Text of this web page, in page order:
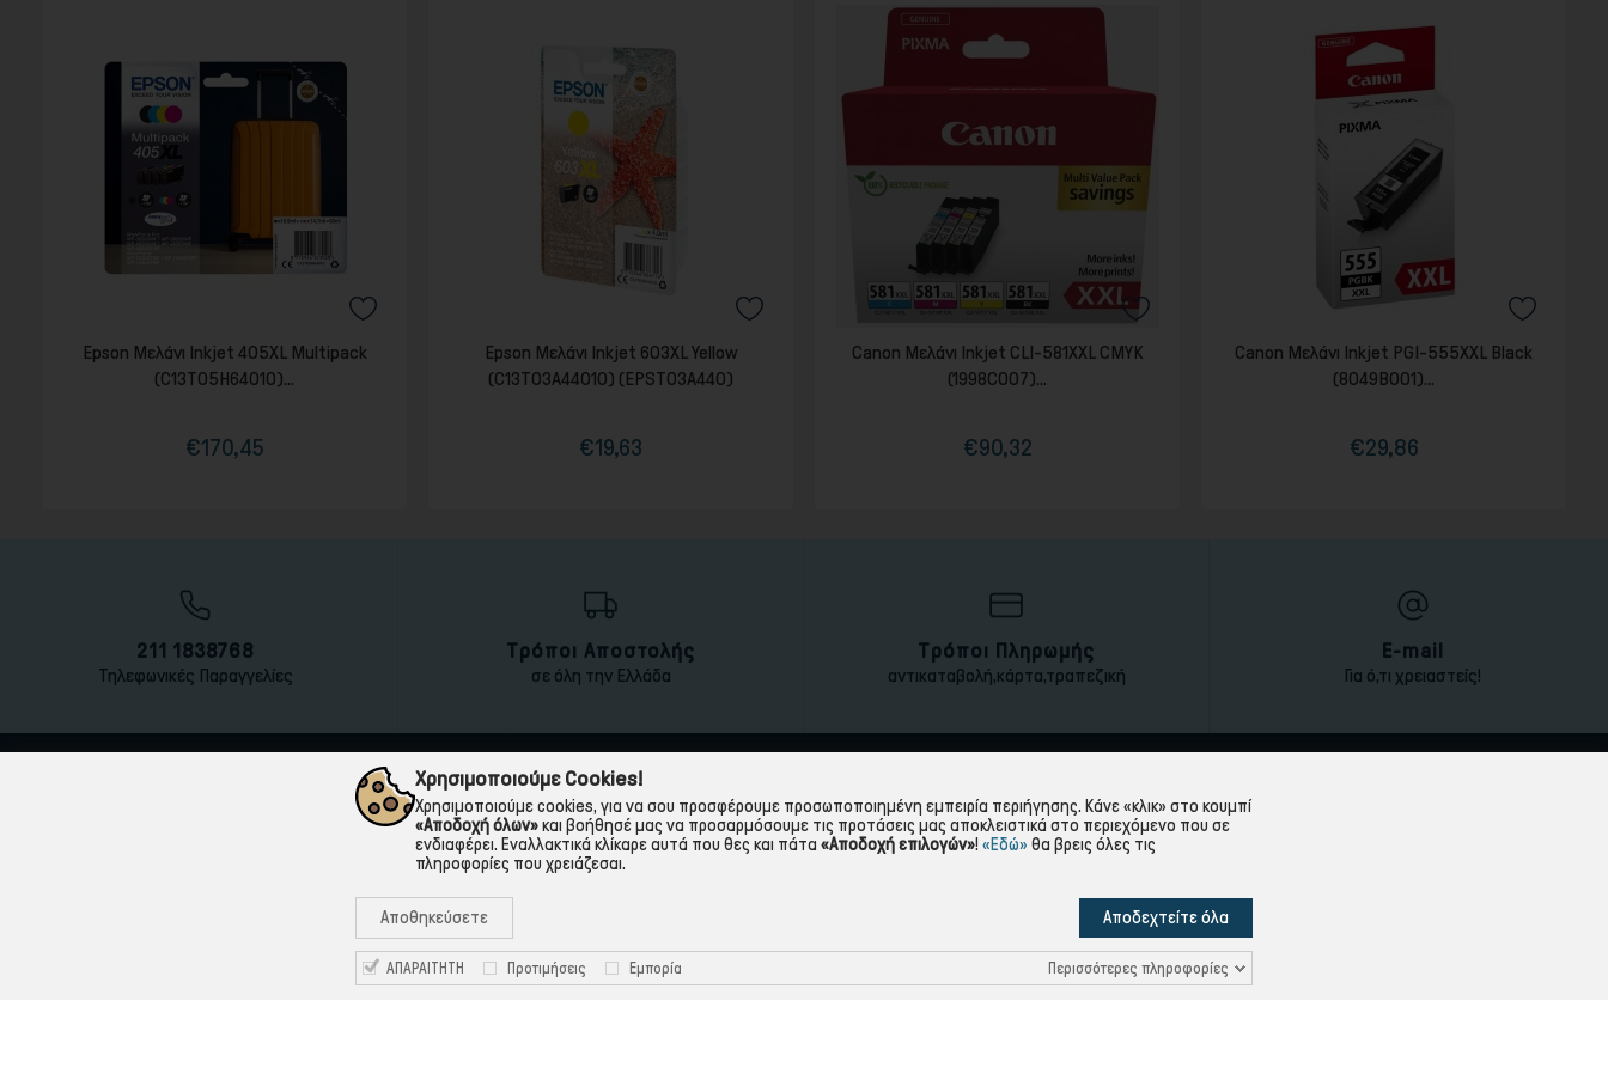
Epson Μελάνι Inkjet 405XL Multipack
(C13T05H64010)...
Τιμή
€170,45
Κανονική
Epson Μελάνι Inkjet 603XL Yellow
(C13T03A44010) (EPST03A440)
Τιμή
€19,63
Κανονική
Canon Μελάνι Inkjet CLI-581XXL CMYK
(1998C007)...
Τιμή
€90,32
Κανονική
Canon Μελάνι Inkjet PGI-555XXL Black
(8049B001)...
Τιμή
€29,86
Κανονική
211 1838768
Τηλεφωνικές Παραγγελίες
Τρόποι Αποστολής
σε όλη την Ελλάδα
Τρόποι Πληρωμής
αντικαταβολή,κάρτα,τραπεζική
E-mail
Για ό,τι χρειαστείς!
ΠΛΗΡΟΦΟΡΙΕΣ
Η εταιρεία
Όροι Χρήσης
Πολιτική Απορρήτου
Προστασία Προσωπικών Δεδομένων
Επικοινωνία
Χρησιμοποιούμε Cookies!
Χρησιμοποιούμε cookies, για να σου προσφέρουμε προσωποποιημένη εμπειρία περιήγησης. Κάνε «κλικ» στο κουμπί
«Αποδοχή όλων»και βοήθησέ μας να προσαρμόσουμε τις προτάσεις μας αποκλειστικά στο περιεχόμενο που σε
ενδιαφέρει. Εναλλακτικά κλίκαρε αυτά που θες και πάτα «Αποδοχή επιλογών»! «Εδώ» θα βρεις όλες τις
πληροφορίες που χρειάζεσαι.
Αποθηκεύσετε Αποδεχτείτε όλα
ΑΠΑΡΑΙΤΗΤΗ Προτιμήσεις Εμπορία Περισσότερες πληροφορίες